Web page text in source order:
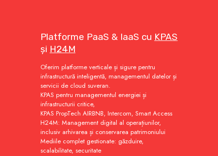
Platforme PaaS & IaaS cu KPAS
și H24M
Oferim platforme verticale și sigure pentru
infrastructură inteligentă, managementul datelor și
servicii de cloud suveran.
KPAS pentru managementul energiei și
infrastructurii critice,
KPAS PropTech AIRBNB, Intercom, Smart Access
H24M: Management digital al operațiunilor,
inclusiv arhivarea și conservarea patrimoniului
Mediile complet gestionate: găzduire,
scalabilitate, securitate